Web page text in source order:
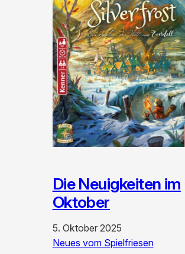
Die Neuigkeiten im
Oktober
5. Oktober 2025
Neues vom Spielfriesen